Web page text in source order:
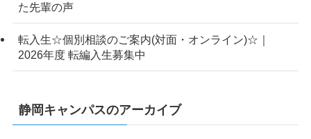
た先輩の声
転入生☆個別相談のご案内(対面・オンライン)☆｜
2026年度 転編入生募集中
静岡キャンパスのアーカイブ